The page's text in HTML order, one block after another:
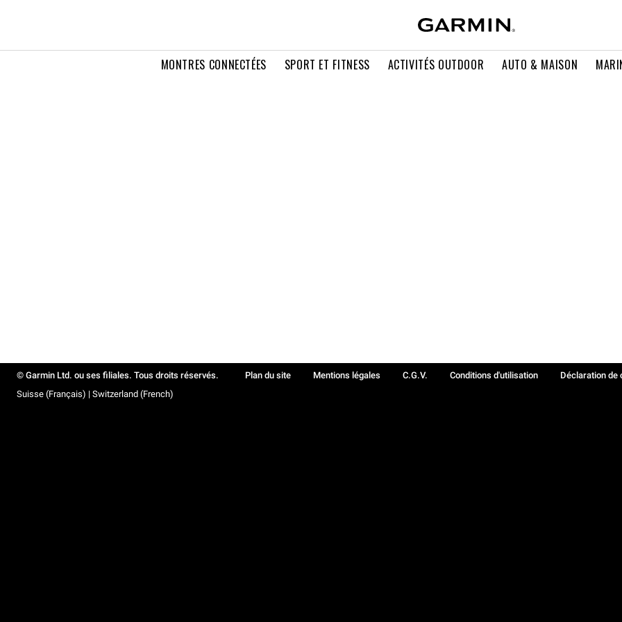
MONTRES CONNECTÉES SPORT ET FITNESS ACTIVITÉS OUTDOOR AUTO & MAISON
© Garmin Ltd. ou ses filiales. Tous droits réservés. Plan du site Mentions légales C.G.V. Conditions d'utilisation Déclaration de
Suisse (Français) | Switzerland (French)